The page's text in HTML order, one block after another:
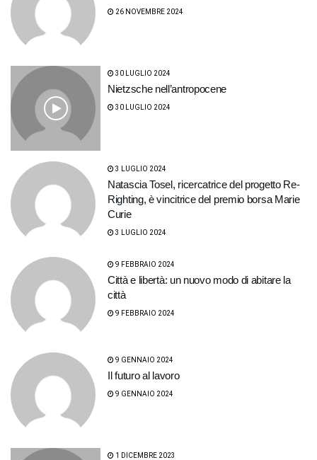
26 NOVEMBRE 2024
30 LUGLIO 2024
Nietzsche nell’antropocene
30 LUGLIO 2024
3 LUGLIO 2024
Natascia Tosel, ricercatrice del progetto Re-
Righting, è vincitrice del premio borsa Marie
Curie
3 LUGLIO 2024
9 FEBBRAIO 2024
Città e libertà: un nuovo modo di abitare la
città
9 FEBBRAIO 2024
9 GENNAIO 2024
Il futuro al lavoro
9 GENNAIO 2024
1 DICEMBRE 2023